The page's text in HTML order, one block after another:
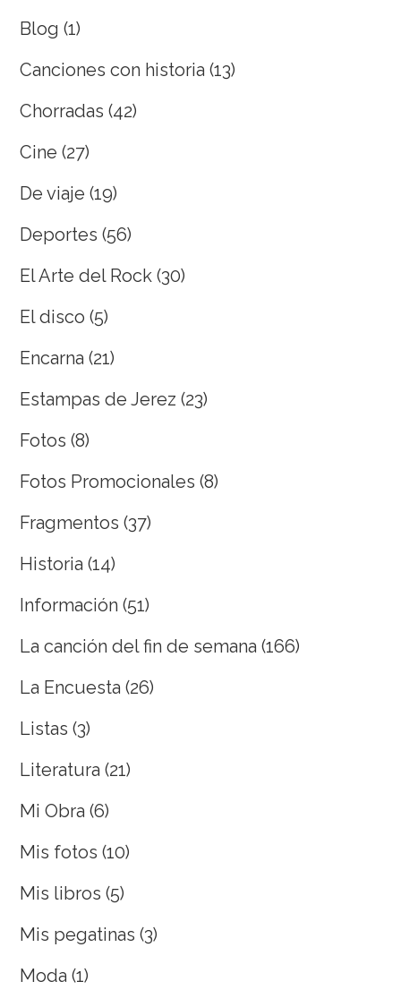
Blog (1)
Canciones con historia (13)
Chorradas (42)
Cine (27)
De viaje (19)
Deportes (56)
El Arte del Rock (30)
El disco (5)
Encarna (21)
Estampas de Jerez (23)
Fotos (8)
Fotos Promocionales (8)
Fragmentos (37)
Historia (14)
Información (51)
La canción del fin de semana (166)
La Encuesta (26)
Listas (3)
Literatura (21)
Mi Obra (6)
Mis fotos (10)
Mis libros (5)
Mis pegatinas (3)
Moda (1)